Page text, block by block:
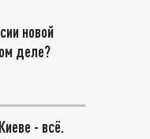
новой
деле?
- всё.